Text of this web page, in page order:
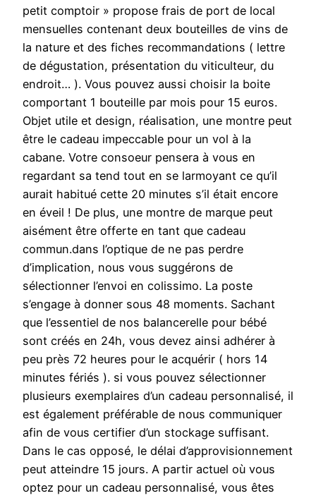
petit comptoir » propose frais de port de local
mensuelles contenant deux bouteilles de vins de
la nature et des fiches recommandations ( lettre
de dégustation, présentation du viticulteur, du
endroit… ). Vous pouvez aussi choisir la boite
comportant 1 bouteille par mois pour 15 euros.
Objet utile et design, réalisation, une montre peut
être le cadeau impeccable pour un vol à la
cabane. Votre consoeur pensera à vous en
regardant sa tend tout en se larmoyant ce qu’il
aurait habitué cette 20 minutes s’il était encore
en éveil ! De plus, une montre de marque peut
aisément être offerte en tant que cadeau
commun.dans l’optique de ne pas perdre
d’implication, nous vous suggérons de
sélectionner l’envoi en colissimo. La poste
s’engage à donner sous 48 moments. Sachant
que l’essentiel de nos balancerelle pour bébé
sont créés en 24h, vous devez ainsi adhérer à
peu près 72 heures pour le acquérir ( hors 14
minutes fériés ). si vous pouvez sélectionner
plusieurs exemplaires d’un cadeau personnalisé, il
est également préférable de nous communiquer
afin de vous certifier d’un stockage suffisant.
Dans le cas opposé, le délai d’approvisionnement
peut atteindre 15 jours. A partir actuel où vous
optez pour un cadeau personnalisé, vous êtes